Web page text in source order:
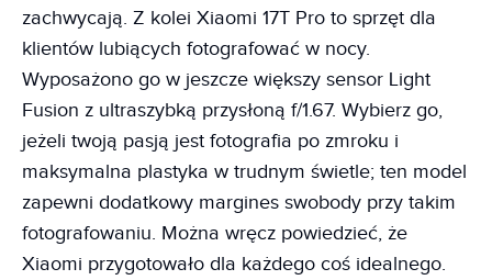
zachwycają. Z kolei Xiaomi 17T Pro to sprzęt dla
klientów lubiących fotografować w nocy.
Wyposażono go w jeszcze większy sensor Light
Fusion z ultraszybką przysłoną f/1.67. Wybierz go,
jeżeli twoją pasją jest fotografia po zmroku i
maksymalna plastyka w trudnym świetle; ten model
zapewni dodatkowy margines swobody przy takim
fotografowaniu. Można wręcz powiedzieć, że
Xiaomi przygotowało dla każdego coś idealnego.